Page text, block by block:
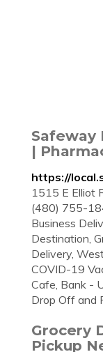
Safeway
|
https://
1515 E Elliot
(480) 755-
Business
Destination,
Delivery,
COVID-19
Cafe, Bank -
Drop Off and
Grocery
Pickup